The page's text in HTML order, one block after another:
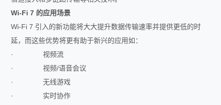
Wi-Fi 7 的应用场景
Wi-Fi 7 引入的新功能将大大提升数据传输速率并提供更低的时
延，而这些优势将更有助于新兴的应用如：
· 视频流
· 视频/语音会议
· 无线游戏
· 实时协作